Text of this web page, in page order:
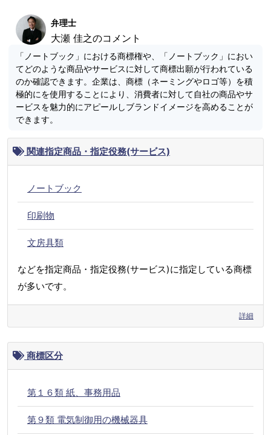
弁理士
大瀬 佳之のコメント
「ノートブック」における商標権や、「ノートブック」におい
てどのような商品やサービスに対して商標出願が行われている
のか確認できます。企業は、商標（ネーミングやロゴ等）を積
極的にを使用することにより、消費者に対して自社の商品やサ
ービスを魅力的にアピールしブランドイメージを高めることが
できます。
関連指定商品・指定役務(サービス)
ノートブック
印刷物
文房具類
などを指定商品・指定役務(サービス)に指定している商標
が多いです。
詳細
商標区分
第１６類 紙、事務用品
第９類 電気制御用の機械器具